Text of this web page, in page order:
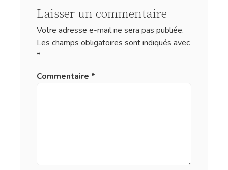
Laisser un commentaire
Votre adresse e-mail ne sera pas publiée.
Les champs obligatoires sont indiqués avec
*
Commentaire *